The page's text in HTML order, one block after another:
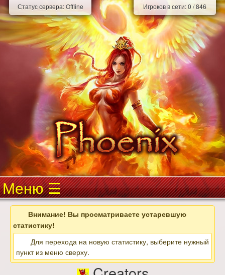
Статус сервера:Offline Игроков в сети:0 /846
Меню
Внимание! Вы просматриваете устаревшую
статистику!
Для перехода на новую статистику, выберите нужный
пункт из меню сверху.